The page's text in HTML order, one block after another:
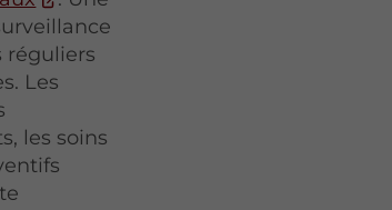
réguliers
Les
les soins